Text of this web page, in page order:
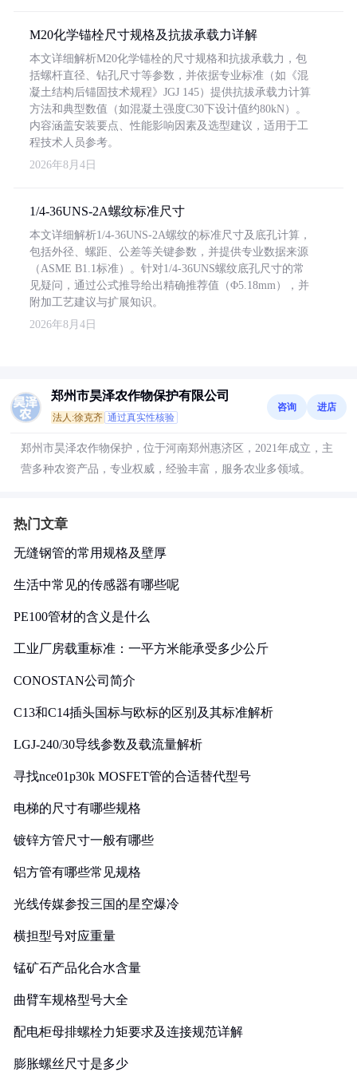
M20化学锚栓尺寸规格及抗拔承载力详解
本文详细解析M20化学锚栓的尺寸规格和抗拔承载力，包
括螺杆直径、钻孔尺寸等参数，并依据专业标准（如《混
凝土结构后锚固技术规程》JGJ 145）提供抗拔承载力计算
方法和典型数值（如混凝土强度C30下设计值约80kN）。
内容涵盖安装要点、性能影响因素及选型建议，适用于工
程技术人员参考。
2026年8月4日
1/4-36UNS-2A螺纹标准尺寸
本文详细解析1/4-36UNS-2A螺纹的标准尺寸及底孔计算，
包括外径、螺距、公差等关键参数，并提供专业数据来源
（ASME B1.1标准）。针对1/4-36UNS螺纹底孔尺寸的常
见疑问，通过公式推导给出精确推荐值（Φ5.18mm），并
附加工艺建议与扩展知识。
2026年8月4日
郑州市昊泽农作物保护有限公司
法人:徐克齐 通过真实性核验
咨询 进店
郑州市昊泽农作物保护，位于河南郑州惠济区，2021年成立，主
营多种农资产品，专业权威，经验丰富，服务农业多领域。
热门文章
无缝钢管的常用规格及壁厚
生活中常见的传感器有哪些呢
PE100管材的含义是什么
工业厂房载重标准：一平方米能承受多少公斤
CONOSTAN公司简介
C13和C14插头国标与欧标的区别及其标准解析
LGJ-240/30导线参数及载流量解析
寻找nce01p30k MOSFET管的合适替代型号
电梯的尺寸有哪些规格
镀锌方管尺寸一般有哪些
铝方管有哪些常见规格
光线传媒参投三国的星空爆冷
横担型号对应重量
锰矿石产品化合水含量
曲臂车规格型号大全
配电柜母排螺栓力矩要求及连接规范详解
膨胀螺丝尺寸是多少